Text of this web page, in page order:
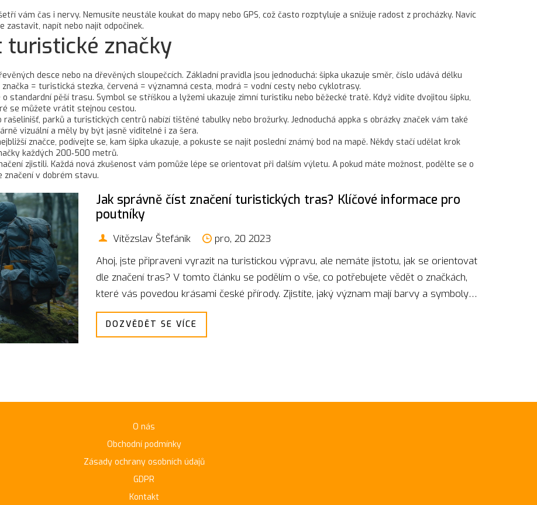
vám čas i nervy. Nemusíte neustále koukat do mapy nebo GPS, což často rozptyluje a snižuje radost z procházky. Navíc
zastavit, napít nebo najít odpočinek.
turistické značky
desce nebo na dřevěných sloupečcích. Základní pravidla jsou jednoduchá: šipka ukazuje směr, číslo udává délku
= turistická stezka, červená = významná cesta, modrá = vodní cesty nebo cyklotrasy.
standardní pěší trasu. Symbol se stříškou a lyžemi ukazuje zimní turistiku nebo běžecké tratě. Když vidíte dvojitou šipku,
se můžete vrátit stejnou cestou.
parků a turistických centrů nabízí tištěné tabulky nebo brožurky. Jednoduchá appka s obrázky značek vám také
vizuální a měly by být jasně viditelné i za šera.
značce, podívejte se, kam šipka ukazuje, a pokuste se najít poslední známý bod na mapě. Někdy stačí udělat krok
každých 200‑500 metrů.
zjistili. Každá nová zkušenost vám pomůže lépe se orientovat při dalším výletu. A pokud máte možnost, podělte se o
v dobrém stavu.
Jak správně číst značení turistických tras? Klíčové informace pro
poutníky
Vítězslav Štefánik
pro, 20 2023
Ahoj, jste připraveni vyrazit na turistickou výpravu, ale nemáte jistotu, jak se orientovat
dle značení tras? V tomto článku se podělím o vše, co potřebujete vědět o značkách,
které vás povedou krásami české přírody. Zjistíte, jaký význam mají barvy a symboly
na stromech a jak je číst tak, abyste se nikdy neztratili. Naučím vás rozpoznávat různé
typy tras, ať už jdete po zelené, modré, červené nebo žluté. Tak pojďme spolu objevit,
DOZVĚDĚT SE VÍCE
O nás
Obchodní podmínky
Zásady ochrany osobních údajů
GDPR
Kontakt